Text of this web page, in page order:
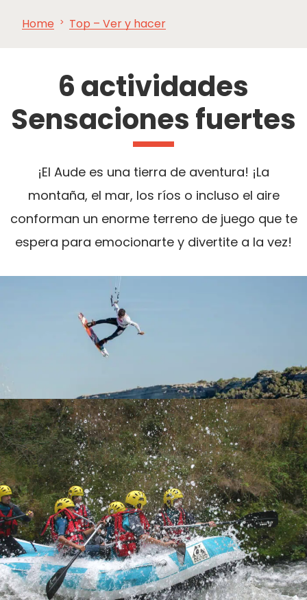
Home Top – Ver y hacer
6 actividades
Sensaciones fuertes
¡El Aude es una tierra de aventura! ¡La
montaña, el mar, los ríos o incluso el aire
conforman un enorme terreno de juego que te
espera para emocionarte y divertite a la vez!